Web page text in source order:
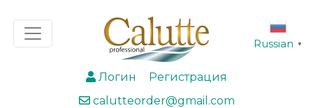
Логин
Регистрация
calutteorder@gmail.com
Russian ▼